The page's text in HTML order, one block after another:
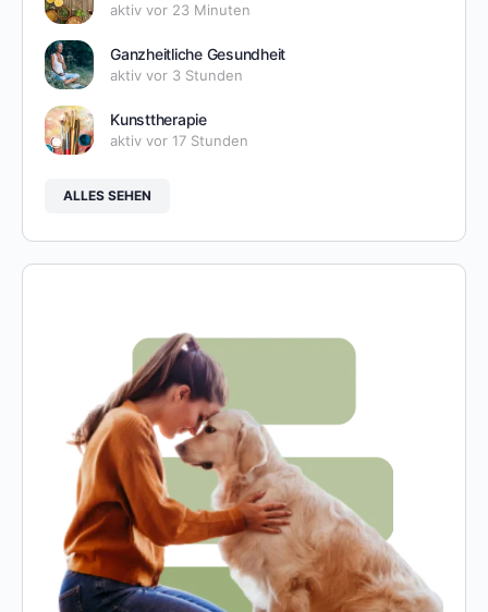
aktiv vor 23 Minuten
Ganzheitliche Gesundheit
aktiv vor 3 Stunden
Kunsttherapie
aktiv vor 17 Stunden
ALLES SEHEN